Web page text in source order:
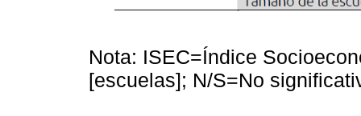
Nota: ISEC=Índice
[escuelas]; N/S=No